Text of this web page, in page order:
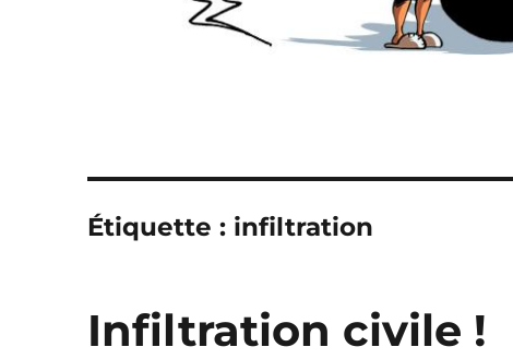
Étiquette : infiltration
Infiltration civile !